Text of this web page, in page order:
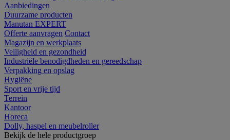
Aanbiedingen
Duurzame producten
Manutan EXPERT
Offerte aanvragen Contact
Magazijn en werkplaats
Veiligheid en gezondheid
Industriële benodigdheden en gereedschap
Verpakking en opslag
Hygiëne
Sport en vrije tijd
Terrein
Kantoor
Horeca
Dolly, haspel en meubelroller
Bekijk de hele productgroep